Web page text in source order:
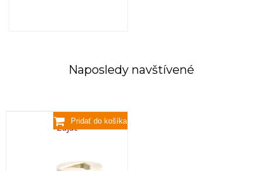
Naposledy navštívené
Zajac